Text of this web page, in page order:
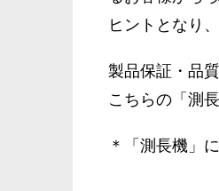
ヒントとなり
製品保証・品
こちらの「測
＊「測長機」